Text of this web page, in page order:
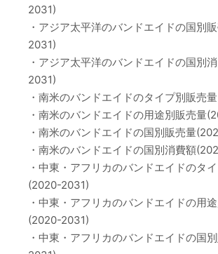
2031)
・アジア太平洋のバンドエイドの国別
2031)
・アジア太平洋のバンドエイドの国別
2031)
・南米のバンドエイドのタイプ別販売
・南米のバンドエイドの用途別販売量
・南米のバンドエイドの国別販売量
・南米のバンドエイドの国別消費額
・中東・アフリカのバンドエイドのタ
(2020-2031)
・中東・アフリカのバンドエイドの用
(2020-2031)
・中東・アフリカのバンドエイドの国